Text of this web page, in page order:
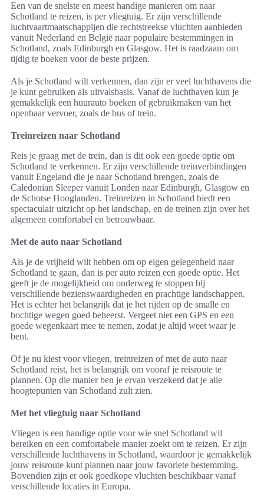
Een van de snelste en meest handige manieren om naar
Schotland te reizen, is per vliegtuig. Er zijn verschillende
luchtvaartmaatschappijen die rechtstreekse vluchten aanbieden
vanuit Nederland en België naar populaire bestemmingen in
Schotland, zoals Edinburgh en Glasgow. Het is raadzaam om
tijdig te boeken voor de beste prijzen.
Als je Schotland wilt verkennen, dan zijn er veel luchthavens die
je kunt gebruiken als uitvalsbasis. Vanaf de luchthaven kun je
gemakkelijk een huurauto boeken of gebruikmaken van het
openbaar vervoer, zoals de bus of trein.
Treinreizen naar Schotland
Reis je graag met de trein, dan is dit ook een goede optie om
Schotland te verkennen. Er zijn verschillende treinverbindingen
vanuit Engeland die je naar Schotland brengen, zoals de
Caledonian Sleeper vanuit Londen naar Edinburgh, Glasgow en
de Schotse Hooglanden. Treinreizen in Schotland biedt een
spectaculair uitzicht op het landschap, en de treinen zijn over het
algemeen comfortabel en betrouwbaar.
Met de auto naar Schotland
Als je de vrijheid wilt hebben om op eigen gelegenheid naar
Schotland te gaan, dan is per auto reizen een goede optie. Het
geeft je de mogelijkheid om onderweg te stoppen bij
verschillende bezienswaardigheden en prachtige landschappen.
Het is echter het belangrijk dat je het rijden op de smalle en
bochtige wegen goed beheerst. Vergeet niet een GPS en een
goede wegenkaart mee te nemen, zodat je altijd weet waar je
bent.
Of je nu kiest voor vliegen, treinreizen of met de auto naar
Schotland reist, het is belangrijk om vooraf je reisroute te
plannen. Op die manier ben je ervan verzekerd dat je alle
hoogtepunten van Schotland zult zien.
Met het vliegtuig naar Schotland
Vliegen is een handige optie voor wie snel Schotland wil
bereiken en een comfortabele manier zoekt om te reizen. Er zijn
verschillende luchthavens in Schotland, waardoor je gemakkelijk
jouw reisroute kunt plannen naar jouw favoriete bestemming.
Bovendien zijn er ook goedkope vluchten beschikbaar vanaf
verschillende locaties in Europa.